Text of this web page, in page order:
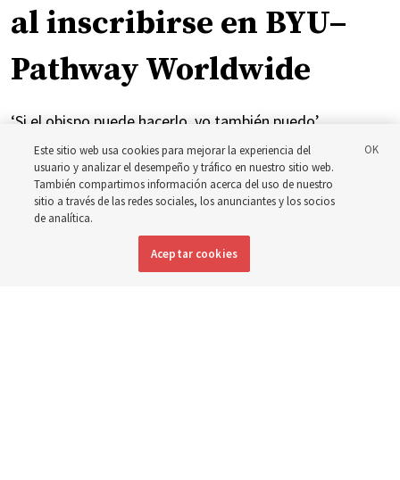
al inscribirse en BYU–
Pathway Worldwide
‘Si el obispo puede hacerlo, yo también puedo’
5 agosto 2026, 1:18 p.m. MDT Compartir
| Portugués
Este sitio web usa cookies para mejorar la experiencia del
usuario y analizar el desempeño y tráfico en nuestro sitio web.
También compartimos información acerca del uso de nuestro
sitio a través de las redes sociales, los anunciantes y los socios
de analítica.
Aceptar cookies